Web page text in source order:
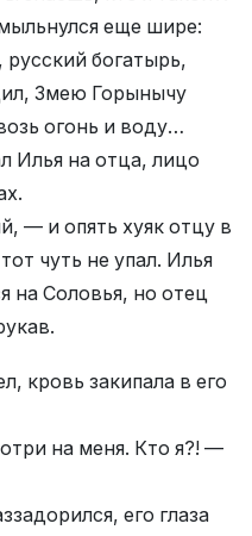
еще шире:
богатырь,
Змею Горынычу
огонь и воду…
Илья на отца, лицо
— и опять хуяк отцу в
чуть не упал. Илья
на Соловья, но отец
кровь закипала в его
на меня. Кто я?! —
его глаза